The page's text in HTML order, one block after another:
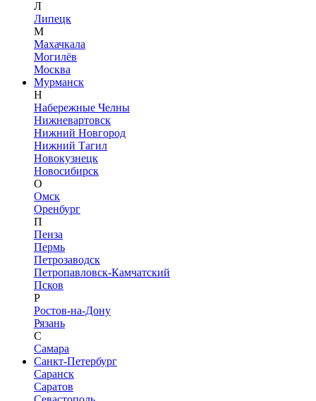
Л
Липецк
М
Махачкала
Могилёв
Москва
Мурманск
Н
Набережные Челны
Нижневартовск
Нижний Новгород
Нижний Тагил
Новокузнецк
Новосибирск
О
Омск
Оренбург
П
Пенза
Пермь
Петрозаводск
Петропавловск-Камчатский
Псков
Р
Ростов-на-Дону
Рязань
С
Самара
Санкт-Петербург
Саранск
Саратов